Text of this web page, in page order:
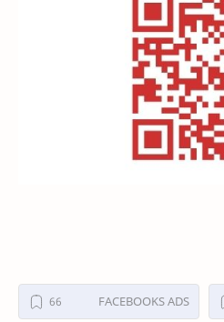
FACEBOOKS ADS